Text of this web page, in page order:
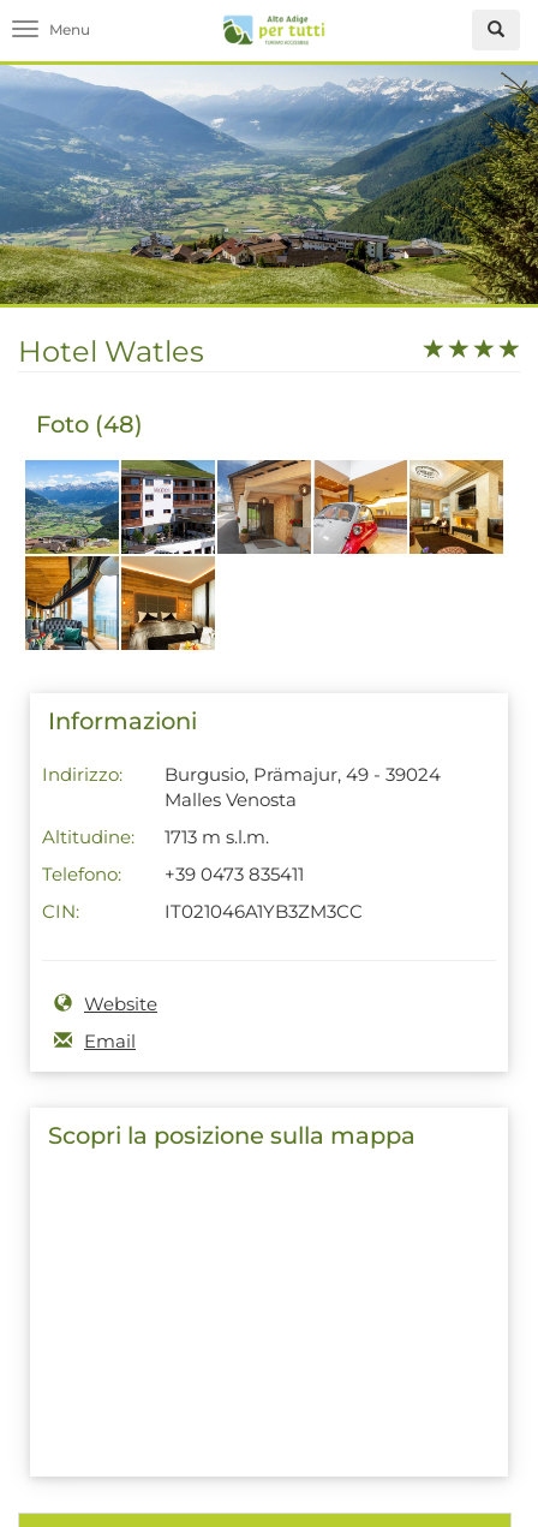
Toggle navigation
Hotel Watles
Foto (48)
Informazioni
Indirizzo:
Burgusio, Prämajur, 49 - 39024
Malles Venosta
Altitudine:
1713 m s.l.m.
Telefono:
+39 0473 835411
CIN:
IT021046A1YB3ZM3CC
Website
Email
Scopri la posizione sulla mappa